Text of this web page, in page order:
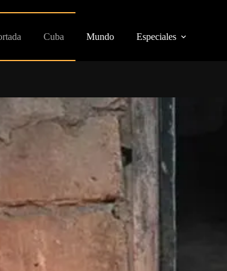
Cuba Mundo Especiales